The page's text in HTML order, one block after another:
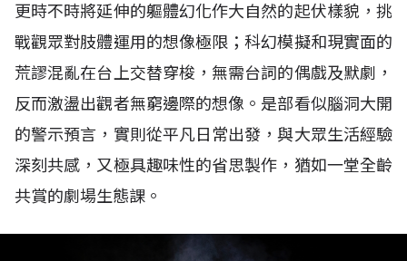
更時不時將延伸的軀體幻化作大自然的起伏樣貌，挑
戰觀眾對肢體運用的想像極限；科幻模擬和現實面的
荒謬混亂在台上交替穿梭，無需台詞的偶戲及默劇，
反而激盪出觀者無窮邊際的想像。是部看似腦洞大開
的警示預言，實則從平凡日常出發，與大眾生活經驗
深刻共感，又極具趣味性的省思製作，猶如一堂全齡
共賞的劇場生態課。